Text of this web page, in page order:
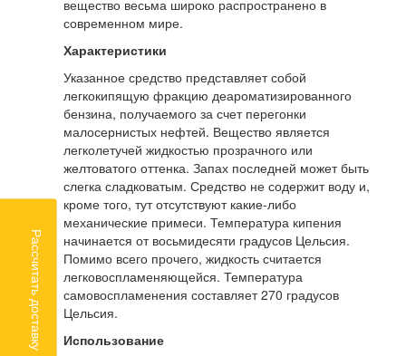
вещество весьма широко распространено в
современном мире.
Характеристики
Указанное средство представляет собой
легкокипящую фракцию деароматизированного
бензина, получаемого за счет перегонки
малосернистых нефтей. Вещество является
легколетучей жидкостью прозрачного или
желтоватого оттенка. Запах последней может быть
слегка сладковатым. Средство не содержит воду и,
кроме того, тут отсутствуют какие-либо
механические примеси. Температура кипения
начинается от восьмидесяти градусов Цельсия.
Помимо всего прочего, жидкость считается
легковоспламеняющейся. Температура
самовоспламенения составляет 270 градусов
Цельсия.
Использование
Рассчитать доставку